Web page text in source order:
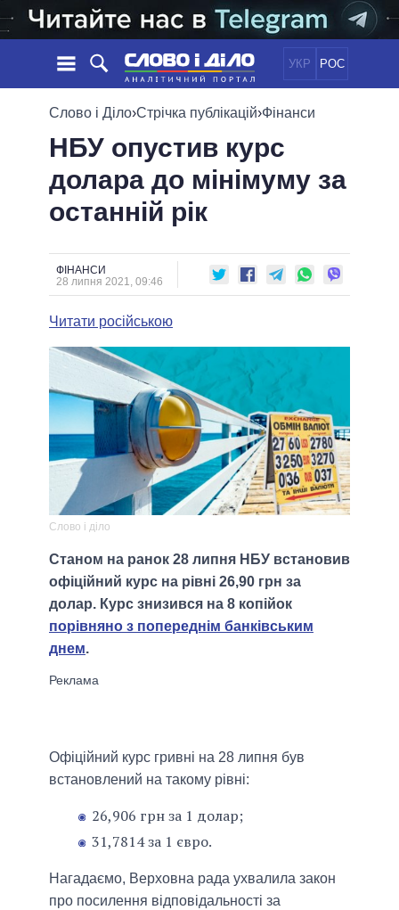
УКР РОС
НОВИНИ
СТРІЧКА
ПОДІЇ
СТАТТІ
ОГЛЯДИ
ДАЙДЖЕСТИ
ПОЛІТИКА
ЕКОНОМІКА
ОБIЦЯНКИ
ПОЛIТИКИ
ПРЕЗИДЕНТ І ОФІС
ВЕРХОВНА РАДА
МЕРИ МІСТ
ВСІ ПЕРСОНИ
ІНФОГРАФІКА
ВІДЕО
ПОРІВНЯННЯ ПОЛІТИКІВ
Слово і Діло›Стрічка публікацій›Фінанси
НБУ опустив курс
долара до мінімуму за
останній рік
ФІНАНСИ
28 липня 2021, 09:46
Читати російською
Слово і діло
Станом на ранок 28 липня НБУ встановив
офіційний курс на рівні 26,90 грн за
долар. Курс знизився на 8 копійок
порівняно з попереднім банківським
днем.
Офіційний курс гривні на 28 липня був
встановлений на такому рівні:
26,906 грн за 1 долар;
31,7814 за 1 євро.
Нагадаємо, Верховна рада ухвалила закон
про посилення відповідальності за